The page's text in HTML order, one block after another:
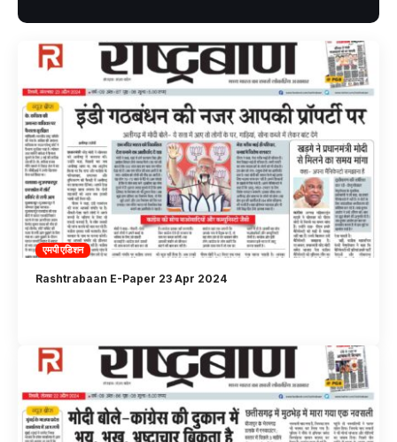
एमपी एडिशन
Rashtrabaan E-Paper 23 Apr 2024